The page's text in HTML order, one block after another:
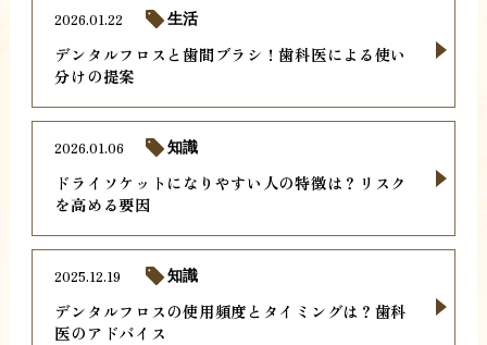
デンタルフロスと歯間ブラシ！歯科医による使い
分けの提案
2026.01.22 生活
ドライソケットになりやすい人の特徴は？リスク
を高める要因
2026.01.06 知識
デンタルフロスの使用頻度とタイミングは？歯科
医のアドバイス
2025.12.19 知識